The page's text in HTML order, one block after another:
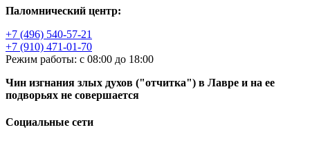
Паломнический центр:
+7 (496) 540-57-21
+7 (910) 471-01-70
Режим работы: с 08:00 до 18:00
Чин изгнания злых духов ("отчитка") в Лавре и на ее
подворьях не совершается
Социальные сети